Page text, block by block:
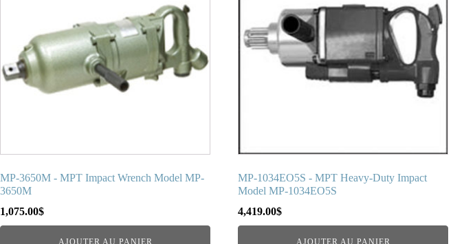
MP-3650M - MPT Impact Wrench Model MP-
3650M
1,075.00$
MP-1034EO5S - MPT Heavy-Duty Impact
Model MP-1034EO5S
4,419.00$